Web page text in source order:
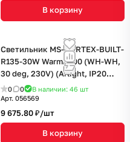
В корзину
Светильник MS-VORTEX-BUILT-
R135-30W Warm3000 (WH-WH,
30 deg, 230V) (Arlight, IP20
Металл, 5 лет)
0 0 В наличии: 46 шт
Арт. 056569
9 675.80 ₽/шт
В корзину